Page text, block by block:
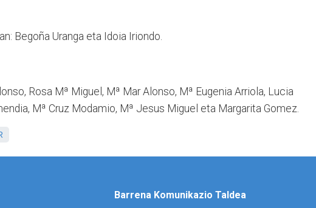
Begoña Uranga eta Idoia Iriondo.
Rosa Mª Miguel, Mª Mar Alonso, Mª Eugenia Arriola, Lucia
Mª Cruz Modamio, Mª Jesus Miguel eta Margarita Gomez.
Barrena Komunikazio Taldea